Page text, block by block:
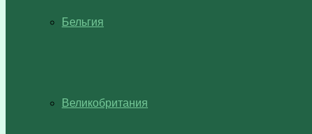
Бельгия
Великобритания